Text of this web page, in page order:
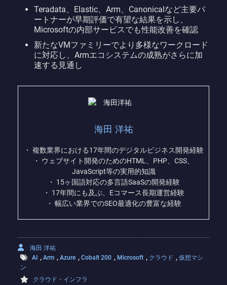
Teradata、Elastic、Arm、Canonicalなど主要パ
ートナーが早期評価で有望な結果を示し、
Microsoftの内部サービスでも性能改善を確認
新たなVMファミリーでより多様なワークロード
に対応し、Armエコシステムの成熟がさらに加
速する見通し
海田 洋祐
・ 複数業界における17年間のデジタルビジネス開発経験
・ ウェブサイト開発のためのHTML、PHP、CSS、
JavaScript等の実用的知識
・ 15ヶ国語対応の多言語SaaSの開発経験
・ 17年間にも及ぶ、Eコマース長期運営経験
・ 幅広い業界でのSEO最適化の豊富な経験
海田 洋祐
AI
, Arm , Azure , Cobalt 200 , Microsoft , クラウド , 仮想マシ
ン
クラウド・インフラ